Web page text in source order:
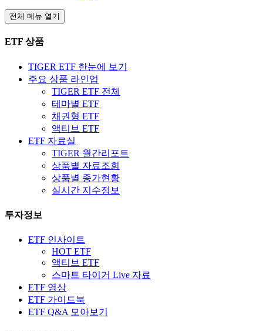
전체 메뉴 열기
ETF 상품
TIGER ETF 한눈에 보기
주요 상품 라인업
TIGER ETF 전체
테마별 ETF
채권형 ETF
액티브 ETF
ETF 자료실
TIGER 월간리포트
상품별 자료조회
상품별 종가현황
실시간 지수정보
투자정보
ETF 인사이트
HOT ETF
액티브 ETF
스마트 타이거 Live 자료
ETF 영상
ETF 가이드북
ETF Q&A 모아보기